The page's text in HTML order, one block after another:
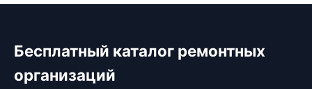
Бесплатный каталог ремонтных
организаций